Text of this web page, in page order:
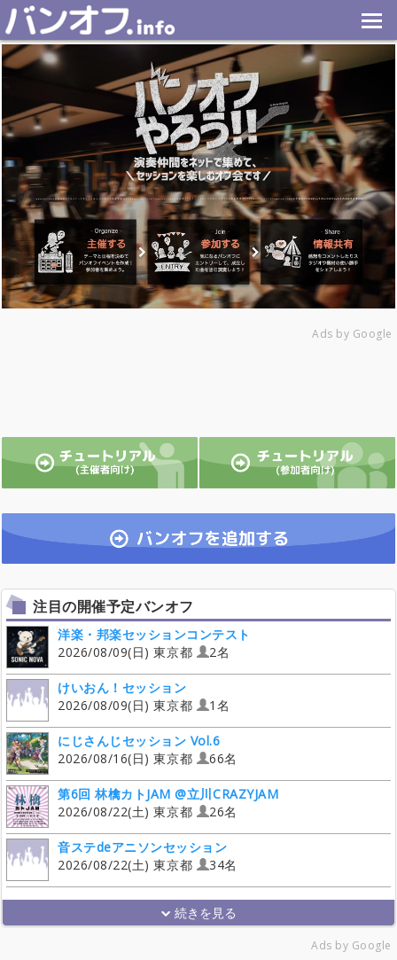
Ads by Google
注目の開催予定バンオフ
洋楽・邦楽セッションコンテスト
2026/08/09(日) 東京都
2名
けいおん！セッション
2026/08/09(日) 東京都
1名
にじさんじセッション Vol.6
2026/08/16(日) 東京都
66名
第6回 林檎カトJAM @立川CRAZYJAM
2026/08/22(土) 東京都
26名
音ステdeアニソンセッション
2026/08/22(土) 東京都
34名
Ads by Google